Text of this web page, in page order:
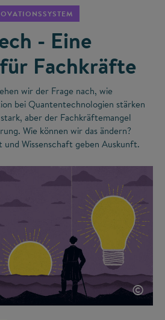
- Eine
Fachkräfte
wir der Frage nach, wie
bei Quantentechnologien stärken
aber der Fachkräftemangel
Wie können wir das ändern?
Wissenschaft geben Auskunft.
©